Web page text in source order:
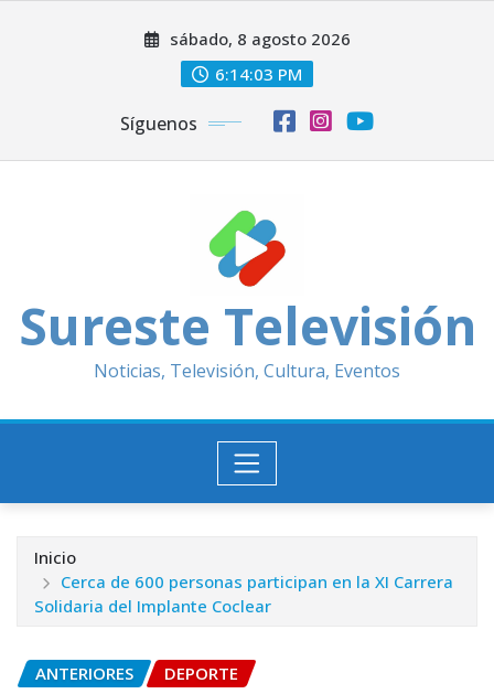
sábado, 8 agosto 2026
6:14:05 PM
Síguenos
Sureste Televisión
Noticias, Televisión, Cultura, Eventos
Inicio
Cerca de 600 personas participan en la XI Carrera
Solidaria del Implante Coclear
ANTERIORES DEPORTE